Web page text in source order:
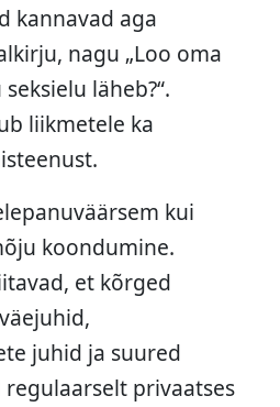
kannavad aga
nagu „Loo oma
läheb?“.
liikmetele ka
kui
koondumine.
et kõrged
juhid ja suured
privaatses